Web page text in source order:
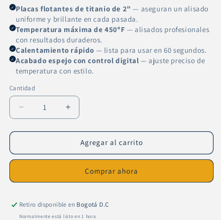
✓ Placas flotantes de titanio de 2" — aseguran un alisado
uniforme y brillante en cada pasada.
✓ Temperatura máxima de 450ºF — alisados profesionales
con resultados duraderos.
✓ Calentamiento rápido — lista para usar en 60 segundos.
✓ Acabado espejo con control digital — ajuste preciso de
temperatura con estilo.
Cantidad
Cantidad
Reducir
cantidad
para
Turbox
NT
Mirror
Aumentar
cantidad
para
Plancha
Turbox
NT
1000
Mirror
Agregar al carrito
Comprar ahora
Retiro disponible en Bogotá D.C
Normalmente está listo en 1 hora